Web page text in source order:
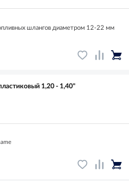
шлангов диаметром 12-22 мм
1,20 - 1,40"